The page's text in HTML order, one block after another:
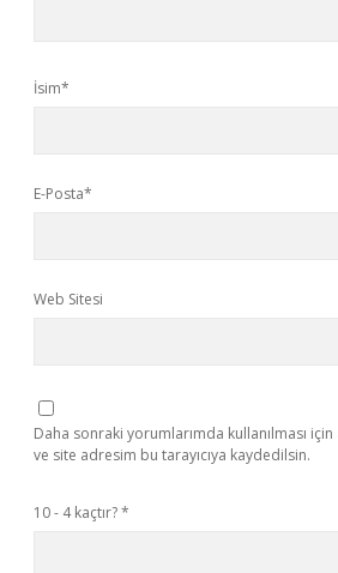
İsim*
E-Posta*
Web Sitesi
Daha sonraki yorumlarımda kullanılması
ve site adresim bu tarayıcıya kaydedilsin.
10 - 4 kaçtır?*